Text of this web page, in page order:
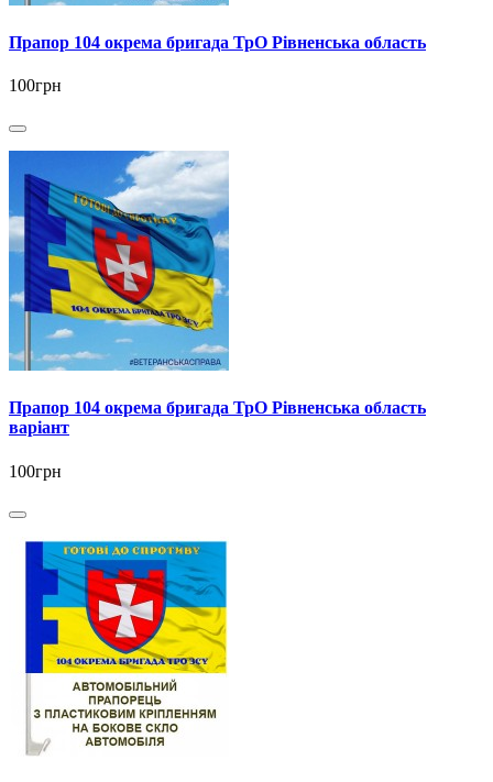
Прапор 104 окрема бригада ТрО Рівненська область
100грн
Прапор 104 окрема бригада ТрО Рівненська область
варіант
100грн